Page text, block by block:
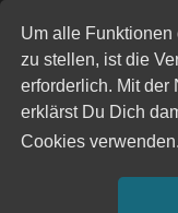
Um alle Funktionen
zu stellen, ist die
erforderlich. Mit der
erklärst Du Dich
Cookies verwenden.